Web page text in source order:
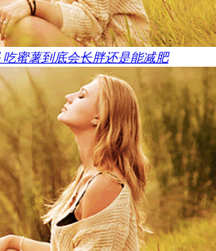
蜜薯到底会长胖还是能减肥